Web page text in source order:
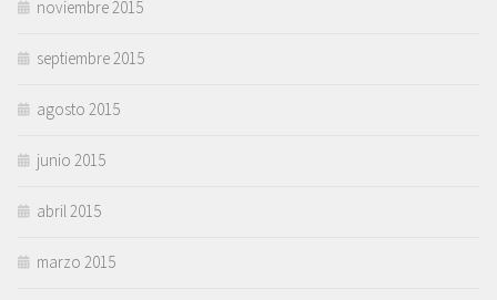
noviembre 2015
septiembre 2015
agosto 2015
junio 2015
abril 2015
marzo 2015